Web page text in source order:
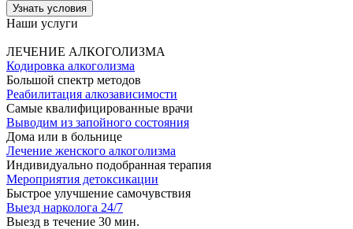
Узнать условия
Наши услуги
ЛЕЧЕНИЕ АЛКОГОЛИЗМА
Кодировка алкоголизма
Большой спектр методов
Реабилитация алкозависимости
Самые квалифицированные врачи
Выводим из запойного состояния
Дома или в больнице
Лечение женского алкоголизма
Индивидуально подобранная терапия
Мероприятия детоксикации
Быстрое улучшение самочувствия
Выезд нарколога 24/7
Выезд в течение 30 мин.